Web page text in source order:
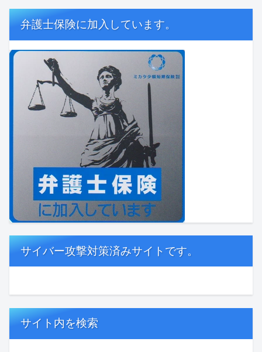
弁護士保険に加入しています。
サイバー攻撃対策済みサイトです。
サイト内を検索